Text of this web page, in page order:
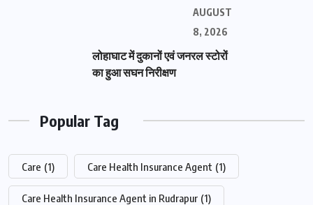
AUGUST
8, 2026
लोहाघाट में दुकानों एवं जनरल स्टोरों
का हुआ सघन निरीक्षण
Popular Tag
Care (1) Care Health Insurance Agent (1)
Care Health Insurance Agent in Rudrapur (1)